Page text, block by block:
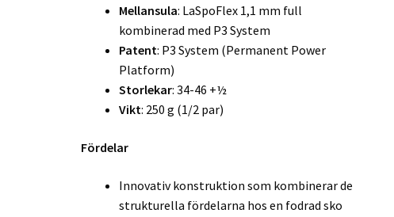
Mellansula: LaSpoFlex 1,1 mm full
kombinerad med P3 System
Patent: P3 System (Permanent Power
Platform)
Storlekar: 34-46 +½
Vikt: 250 g (1/2 par)
Fördelar
Innovativ konstruktion som kombinerar de
strukturella fördelarna hos en fodrad sko